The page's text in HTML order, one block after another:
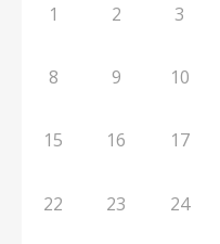
1 2 3
8 9 10
15 16 17
22 23 24